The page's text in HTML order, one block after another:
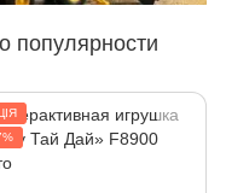
популярности